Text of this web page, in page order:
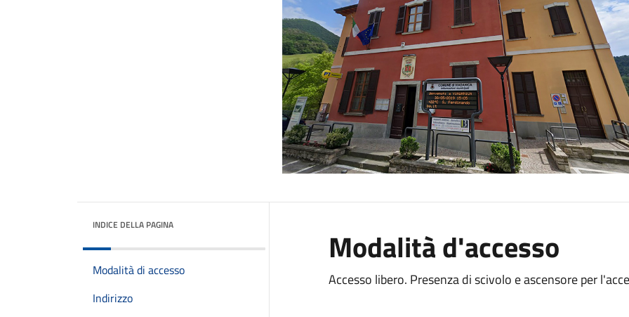
INDICE DELLA PAGINA
Modalità di accesso
Indirizzo
Modalità d'accesso
Accesso libero. Presenza di scivolo e ascensore per